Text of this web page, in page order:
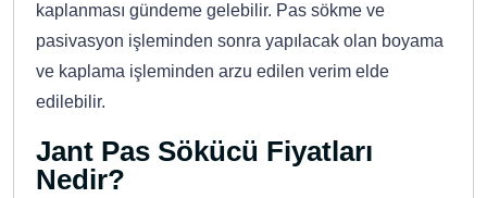
kaplanması gündeme gelebilir. Pas sökme ve
pasivasyon işleminden sonra yapılacak olan boyama
ve kaplama işleminden arzu edilen verim elde
edilebilir.
Jant Pas Sökücü Fiyatları
Nedir?